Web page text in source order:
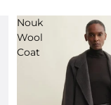
Nouk
Wool
Coat